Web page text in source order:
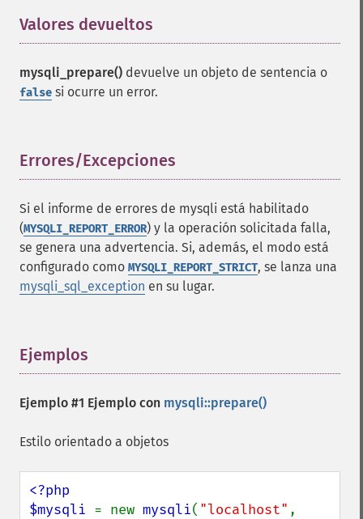
Valores devueltos
mysqli_prepare() devuelve un objeto de sentencia o
false si ocurre un error.
Errores/Excepciones
Si el informe de errores de mysqli está habilitado
(MYSQLI_REPORT_ERROR) y la operación solicitada falla,
se genera una advertencia. Si, además, el modo está
configurado como MYSQLI_REPORT_STRICT, se lanza una
mysqli_sql_exception en su lugar.
Ejemplos
Ejemplo #1 Ejemplo con mysqli::prepare()
Estilo orientado a objetos
<?php
$mysqli = new mysqli( "localhost"